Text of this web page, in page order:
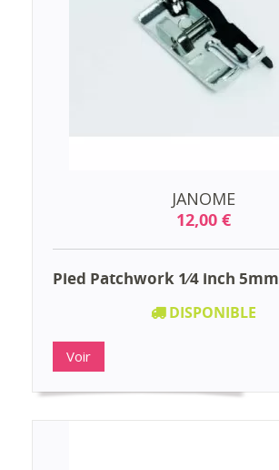
JANOME
12,00 €
Pied Patchwork 1⁄4 inch 5mm
DISPONIBLE
Voir